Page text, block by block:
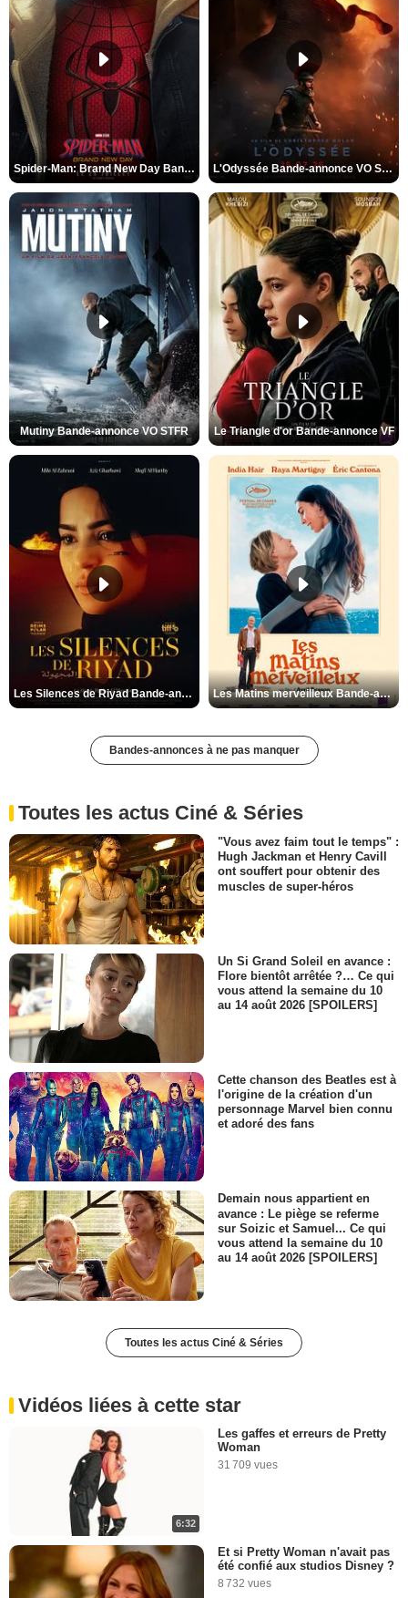
Spider-Man: Brand New Day Bande-annonce VO STFR L'Odyssée Bande-annonce VO STFR
Mutiny Bande-annonce VO STFR Le Triangle d'or Bande-annonce VF
Les Silences de Riyad Bande-annonce VO STFR Les Matins merveilleux Bande-annonce VF
Bandes-annonces à ne pas manquer
Toutes les actus Ciné & Séries
"Vous avez faim tout le temps" :
Hugh Jackman et Henry Cavill
ont souffert pour obtenir des
muscles de super-héros
Un Si Grand Soleil en avance :
Flore bientôt arrêtée ?… Ce qui
vous attend la semaine du 10
au 14 août 2026 [SPOILERS]
Cette chanson des Beatles est à
l'origine de la création d'un
personnage Marvel bien connu
et adoré des fans
Demain nous appartient en
avance : Le piège se referme
sur Soizic et Samuel... Ce qui
vous attend la semaine du 10
au 14 août 2026 [SPOILERS]
Toutes les actus Ciné & Séries
Vidéos liées à cette star
6:32
Les gaffes et erreurs de Pretty
Woman
31 709 vues
Et si Pretty Woman n'avait pas
été confié aux studios Disney ?
8 732 vues